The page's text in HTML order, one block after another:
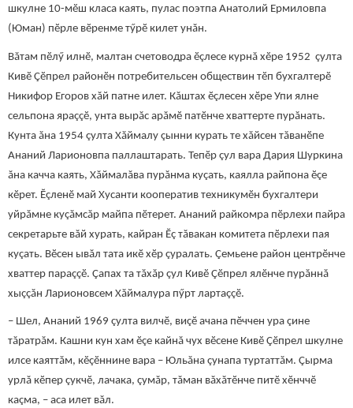
шкулне 10-мӗш класа каять, пулас поэтпа Анатолий Ермиловпа
(Юман) пӗрле вӗренме тӳрӗ килет унăн.
Вăтам пӗлӳ илнӗ, малтан счетоводра ӗçлесе курнă хӗре 1952 çулта
Кивӗ Çӗпрел районӗн потребительсен обществин тӗп бухгалтерӗ
Никифор Егоров хăй патне илет. Кăштах ӗçлесен хӗре Упи ялне
сельпона яраççӗ, унта вырăс арăмӗ патӗнче хваттерте пурăнать.
Кунта ăна 1954 çулта Хăймалу çынни курать те хăйсен тăванӗпе
Ананий Ларионовпа паллаштарать. Тепӗр çул вара Дария Шуркина
ăна качча каять, Хăймалăва пурăнма куçать, каялла райпона ӗçе
кӗрет. Ӗçленӗ май Хусанти кооператив техникумӗн бухгалтери
уйрăмне куçăмсăр майпа пӗтерет. Ананий райкомра пӗрлехи пайра
секретарьте вăй хурать, кайран Ӗç тăвакан комитета пӗрлехи пая
куçать. Вӗсен ывăл тата икӗ хӗр çуралать. Çемьене район центрӗнче
хваттер параççӗ. Çапах та тăхăр çул Кивӗ Çӗпрел ялӗнче пурăннă
хыççăн Ларионовсем Хăймалура пӳрт лартаççӗ.
– Шел, Ананий 1969 çулта вилчӗ, виçӗ ачана пӗччен ура çине
тăратрăм. Кашни кун хам ӗçе кайнă чух вӗсене Кивӗ Çӗпрел шкулне
илсе каяттăм, кӗçӗннине вара – Юльăна çунапа туртаттăм. Çырма
урлă кӗпер çукчӗ, лачака, çумăр, тăман вăхăтӗнче питӗ хӗнччӗ
каçма, – аса илет вăл.